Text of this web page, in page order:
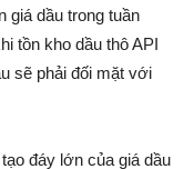
giá dầu trong tuần
tồn kho dầu thô API
sẽ phải đối mặt với
đáy lớn của giá dầu